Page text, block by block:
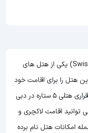
هتل سوئیستل ال قراری (Swissotel Al Ghurair) یکی از هتل های
هتل را برای اقامت خود
در دبی انتخاب می کنند. هتل سوئیستل ال قراری هتلی 5 ستاره در دبی
توانید اقامت لاکچری و
امکانات هتل نام برده